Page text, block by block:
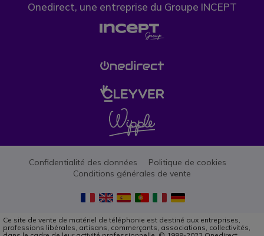
Onedirect, une entreprise du Groupe INCEPT
Confidentialité des données
Politique de cookies
Conditions générales de vente
Ce site de vente de matériel de téléphonie est destiné aux entreprises,
professions libérales, artisans, commerçants, associations, collectivités,